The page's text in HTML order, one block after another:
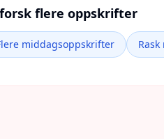
flere oppskrifter
middagsoppskrifter